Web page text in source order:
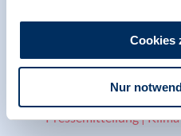
Cookies
Nur
und Konzepte
31.10.2024
Pressemitteilung |